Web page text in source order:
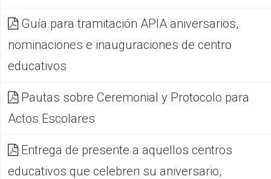
Guía para tramitación APIA aniversarios,
nominaciones e inauguraciones de centro
educativos
Pautas sobre Ceremonial y Protocolo para
Actos Escolares
Entrega de presente a aquellos centros
educativos que celebren su aniversario,